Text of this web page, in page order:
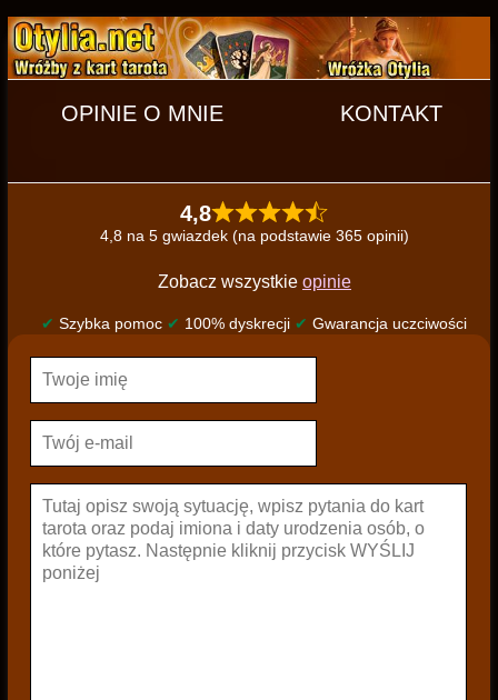
OPINIE O MNIE KONTAKT
4,8
4,8 na 5 gwiazdek (na podstawie 365 opinii)
Zobacz wszystkie opinie
✔ Szybka pomoc ✔ 100% dyskrecji ✔ Gwarancja uczciwości